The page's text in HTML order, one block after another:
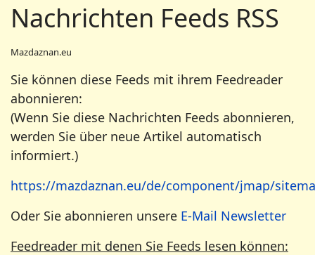
Nachrichten Feeds RSS
Mazdaznan.eu
Sie können diese Feeds mit ihrem Feedreader
abonnieren:
(Wenn Sie diese Nachrichten Feeds abonnieren,
werden Sie über neue Artikel automatisch
informiert.)
https://mazdaznan.eu/de/component/jmap/
Oder Sie abonnieren unsere E-Mail Newsletter
Feedreader mit denen Sie Feeds lesen können: